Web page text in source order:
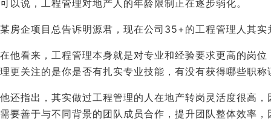
可以说，工程管理对地产人的年龄限制正在逐步弱化。
某房企项目总告诉明源君，现在公司35+的工程管理人其实
在他看来，工程管理本身就是对专业和经验要求更高的岗
理更关注的是你是否有扎实专业技能，有没有获得哪些职
他还指出，其实做过工程管理的人在地产转岗灵活度很高
需要善于与不同背景的团队成员合作，提升团队整体效率